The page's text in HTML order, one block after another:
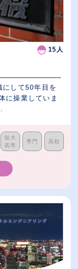
15人
に操業していま
短大
高専
専門 高校